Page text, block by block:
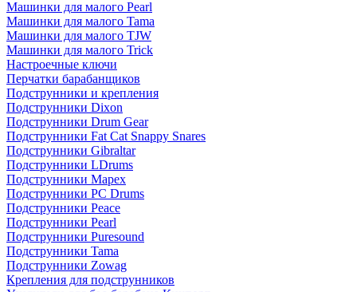
Машинки для малого Pearl
Машинки для малого Tama
Машинки для малого TJW
Машинки для малого Trick
Настроечные ключи
Перчатки барабанщиков
Подструнники и крепления
Подструнники Dixon
Подструнники Drum Gear
Подструнники Fat Cat Snappy Snares
Подструнники Gibraltar
Подструнники LDrums
Подструнники Mapex
Подструнники PC Drums
Подструнники Peace
Подструнники Pearl
Подструнники Puresound
Подструнники Tama
Подструнники Zowag
Крепления для подструнников